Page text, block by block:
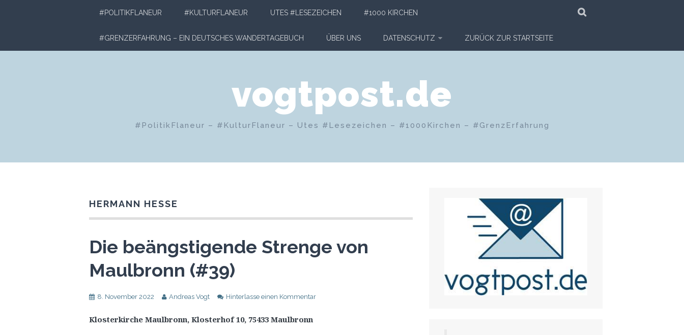
#POLITIKFLANEUR #KULTURFLANEUR UTES #LESEZEICHEN #1000 KIRCHEN
#GRENZERFAHRUNG – EIN DEUTSCHES WANDERTAGEBUCH ÜBER UNS DATENSCHUTZ ZURÜCK ZUR STARTSEITE
vogtpost.de
#PolitikFlaneur – #KulturFlaneur – Utes #Lesezeichen – #1000Kirchen – #GrenzErfahrung
HERMANN HESSE
Die beängstigende Strenge von
Maulbronn (#39)
8. November 2022 Andreas Vogt Hinterlasse einen Kommentar
Klosterkirche Maulbronn, Klosterhof 10, 75433 Maulbronn